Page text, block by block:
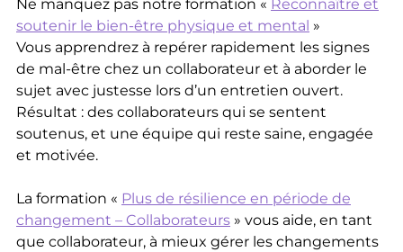
Ne manquez pas notre formation « Reconnaître et
soutenir le bien-être physique et mental »
Vous apprendrez à repérer rapidement les signes
de mal-être chez un collaborateur et à aborder le
sujet avec justesse lors d’un entretien ouvert.
Résultat : des collaborateurs qui se sentent
soutenus, et une équipe qui reste saine, engagée
et motivée.
La formation « Plus de résilience en période de
changement – Collaborateurs » vous aide, en tant
que collaborateur, à mieux gérer les changements